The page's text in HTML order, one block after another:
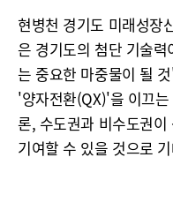
현병천 경기도 미래성장
은 경기도의 첨단 기술
는 중요한 마중물이 될
'양자전환(QX)'을 이끄
론, 수도권과 비수도권
기여할 수 있을 것으로